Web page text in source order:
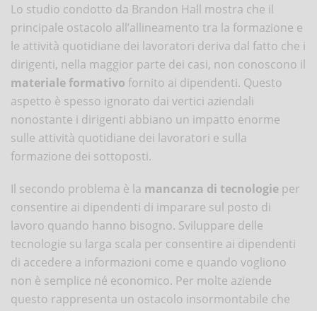
Lo studio condotto da Brandon Hall mostra che il
principale ostacolo all’allineamento tra la formazione e
le attività quotidiane dei lavoratori deriva dal fatto che i
dirigenti, nella maggior parte dei casi, non conoscono il
materiale formativo fornito ai dipendenti. Questo
aspetto è spesso ignorato dai vertici aziendali
nonostante i dirigenti abbiano un impatto enorme
sulle attività quotidiane dei lavoratori e sulla
formazione dei sottoposti.
Il secondo problema è la mancanza di tecnologie per
consentire ai dipendenti di imparare sul posto di
lavoro quando hanno bisogno. Sviluppare delle
tecnologie su larga scala per consentire ai dipendenti
di accedere a informazioni come e quando vogliono
non è semplice né economico. Per molte aziende
questo rappresenta un ostacolo insormontabile che